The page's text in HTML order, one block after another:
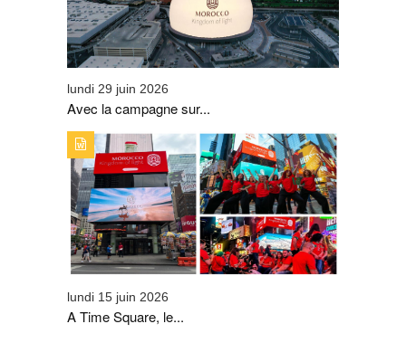
ENGOUEMENT AUTOUR DE LA MARQUE « VISIT
MOROCCO »
lundi 29 juin 2026
Avec la campagne sur...
TYPE DE PUBLICATION : A_LA_UNETITRE : A TIME
SQUARE, LE MAROC S'AFFICHE EN GRAND GRÂCE À
L'ONMT
lundi 15 juin 2026
A Time Square, le...